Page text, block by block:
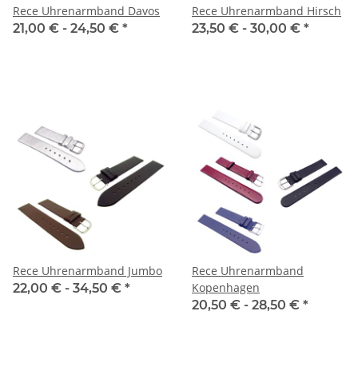
Rece Uhrenarmband Davos
21,00 € - 24,50 € *
Rece Uhrenarmband Hirsch
23,50 € - 30,00 € *
Rece Uhrenarmband Jumbo
22,00 € - 34,50 € *
Rece Uhrenarmband
Kopenhagen
20,50 € - 28,50 € *